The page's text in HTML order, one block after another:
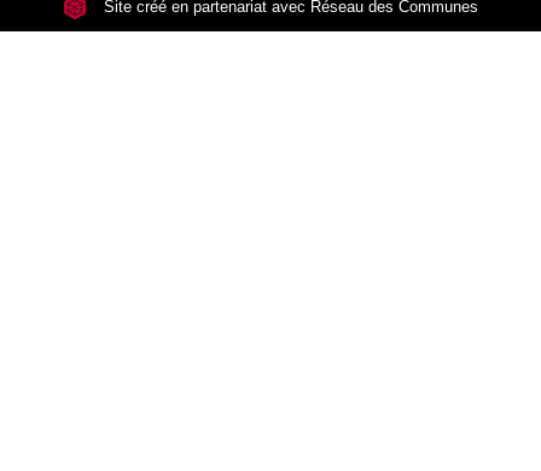
Site créé en partenariat avec Réseau des Communes